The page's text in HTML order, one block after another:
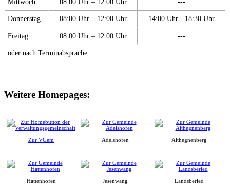
Donnerstag 08:00 Uhr – 12:00 Uhr 14:00 Uhr - 18:30 Uhr
Freitag 08:00 Uhr – 12:00 Uhr ---
oder nach Terminabsprache
Weitere Homepages:
Zur VGem Adelshofen Althegnenberg
Hattenhofen Jesenwang Landsberied